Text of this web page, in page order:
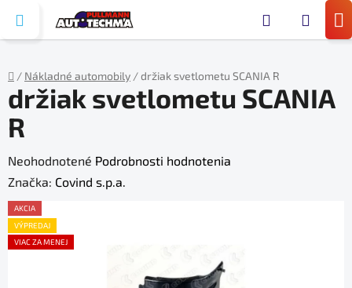
obsah
Domov
/ Nákladné automobily /držiak svetlometu SCANIA R
držiak svetlometu SCANIA
R
Priemerné
hodnotenie
produktu
je
0,0
Neohodnotené Podrobnosti hodnotenia
Značka: Covind s.p.a.
AKCIA
VÝPREDAJ
VIAC ZA MENEJ